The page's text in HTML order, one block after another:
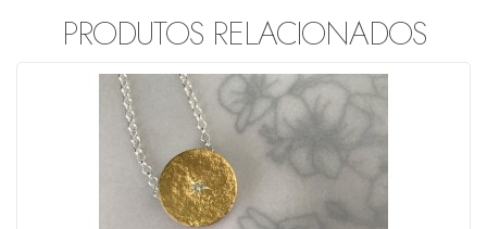
PRODUTOS RELACIONADOS